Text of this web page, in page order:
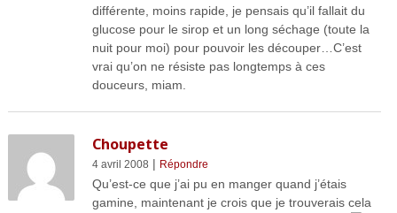
différente, moins rapide, je pensais qu’il fallait du
glucose pour le sirop et un long séchage (toute la
nuit pour moi) pour pouvoir les découper…C’est
vrai qu’on ne résiste pas longtemps à ces
douceurs, miam.
Choupette
4 avril 2008 | Répondre
Qu’est-ce que j’ai pu en manger quand j’étais
gamine, maintenant je crois que je trouverais cela